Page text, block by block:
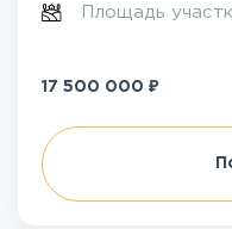
Площадь
17 500 000 ₽